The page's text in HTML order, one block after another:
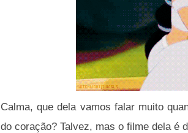
Calma, que dela vamos falar muito
do coração? Talvez, mas o filme dela é